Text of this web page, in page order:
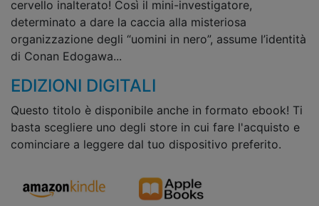
cervello inalterato! Così il mini-investigatore,
determinato a dare la caccia alla misteriosa
organizzazione degli “uomini in nero”, assume l’identità
di Conan Edogawa...
EDIZIONI DIGITALI
Questo titolo è disponibile anche in formato ebook! Ti
basta scegliere uno degli store in cui fare l'acquisto e
cominciare a leggere dal tuo dispositivo preferito.